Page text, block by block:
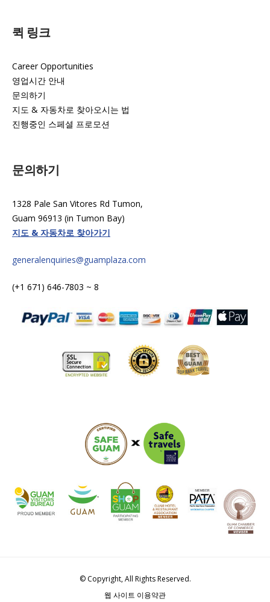
퀵 링크
Career Opportunities
영업시간 안내
문의하기
지도 & 자동차로 찾아오시는 법
진행중인 스페셜 프로모션
문의하기
1328 Pale San Vitores Rd Tumon,
Guam 96913 (in Tumon Bay)
지도 & 자동차로 찾아가기
generalenquiries@guamplaza.com
(+1 671) 646-7803 ~ 8
© Copyright, All Rights Reserved.
웹 사이트 이용약관